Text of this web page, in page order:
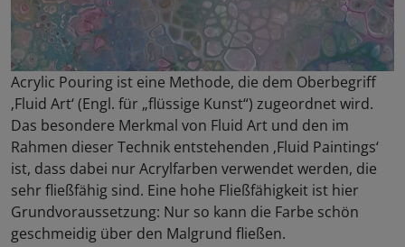
Acrylic Pouring ist eine Methode, die dem Oberbegriff
‚Fluid Art‘ (Engl. für „flüssige Kunst“) zugeordnet wird.
Das besondere Merkmal von Fluid Art und den im
Rahmen dieser Technik entstehenden ‚Fluid Paintings‘
ist, dass dabei nur Acrylfarben verwendet werden, die
sehr fließfähig sind. Eine hohe Fließfähigkeit ist hier
Grundvoraussetzung: Nur so kann die Farbe schön
geschmeidig über den Malgrund fließen.